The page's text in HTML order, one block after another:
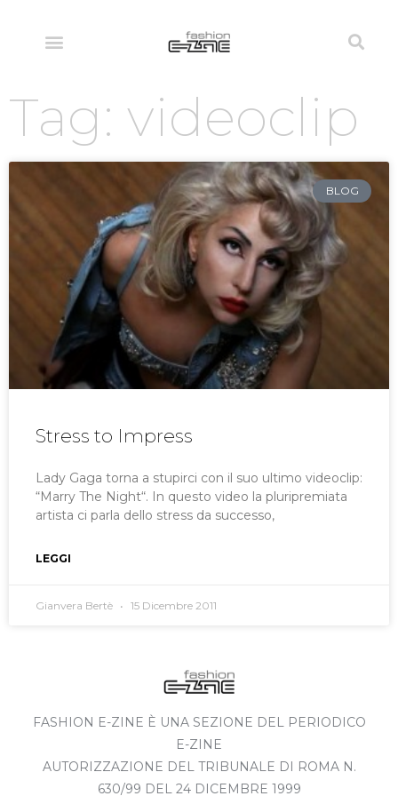
Tag: videoclip
BLOG
Stress to Impress
Lady Gaga torna a stupirci con il suo ultimo videoclip:
“Marry The Night“. In questo video la pluripremiata
artista ci parla dello stress da successo,
LEGGI
Gianvera Bertè 15 Dicembre 2011
FASHION E-ZINE È UNA SEZIONE DEL PERIODICO
E-ZINE
AUTORIZZAZIONE DEL TRIBUNALE DI ROMA N.
630/99 DEL 24 DICEMBRE 1999